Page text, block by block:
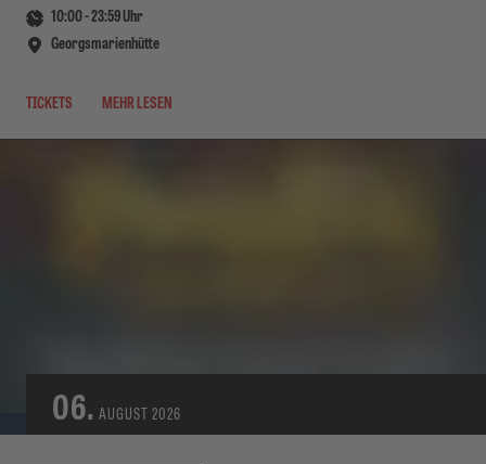
10:00-23:59Uhr
Georgsmarienhütte
TICKETS MEHR LESEN
06. AUGUST 2026